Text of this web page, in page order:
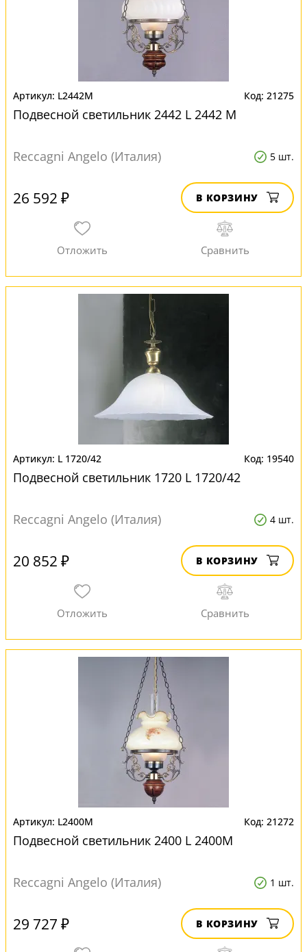
L2442M 21275
Подвесной светильник 2442 L 2442 M
Reccagni Angelo (Италия) 5 шт.
26 592 ₽ В КОРЗИНУ
L 1720/42 19540
Подвесной светильник 1720 L 1720/42
Reccagni Angelo (Италия) 4 шт.
20 852 ₽ В КОРЗИНУ
L2400M 21272
Подвесной светильник 2400 L 2400M
Reccagni Angelo (Италия) 1 шт.
29 727 ₽ В КОРЗИНУ